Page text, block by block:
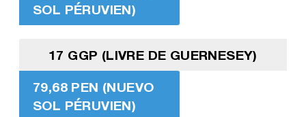
SOL PÉRUVIEN)
17 GGP (LIVRE DE GUERNESEY)
79,68 PEN (NUEVO
SOL PÉRUVIEN)